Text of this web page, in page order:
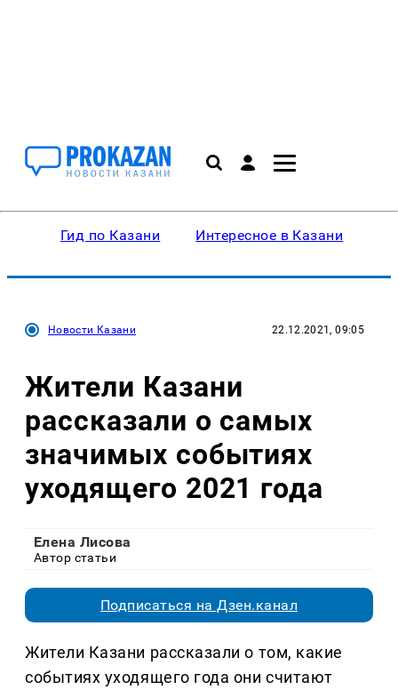
Гид по Казани Интересное в Казани
Новости Казани 22.12.2021, 09:05
Жители Казани
рассказали о самых
значимых событиях
уходящего 2021 года
Елена Лисова
Автор статьи
Подписаться на Дзен.канал
Жители Казани рассказали о том, какие
событиях уходящего года они считают